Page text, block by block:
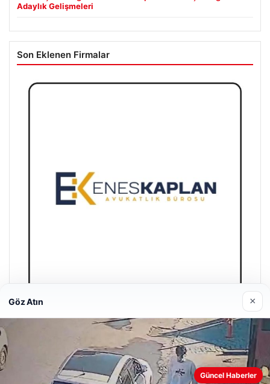
Adaylık Gelişmeleri
Son Eklenen Firmalar
Enes Kaplan Avukatlık Bürosu
Göz Atın ×
Güncel Haberler